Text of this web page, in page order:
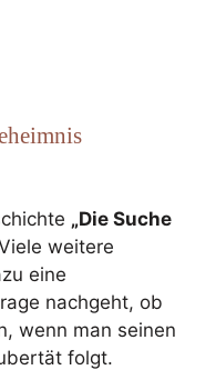
„Die Suche
weitere
eine
nachgeht, ob
wenn man seinen
folgt.